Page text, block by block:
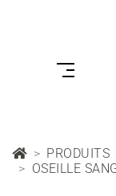
PRODUITS
OSEILLE